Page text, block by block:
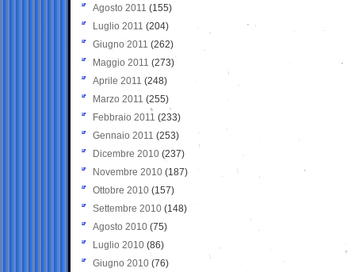
Agosto 2011 (155)
Luglio 2011 (204)
Giugno 2011 (262)
Maggio 2011 (273)
Aprile 2011 (248)
Marzo 2011 (255)
Febbraio 2011 (233)
Gennaio 2011 (253)
Dicembre 2010 (237)
Novembre 2010 (187)
Ottobre 2010 (157)
Settembre 2010 (148)
Agosto 2010 (75)
Luglio 2010 (86)
Giugno 2010 (76)